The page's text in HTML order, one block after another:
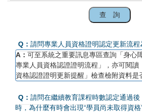
Q： 請問專業人員資格證明認定更新流程
A： 可至系統之重要訊息專區查詢「身心
專業人員資格認證證明流程」，亦可閱讀
資格認證證明更新提醒」檢查檢附資料是
Q： 請問在繼續教育課程時數認定通過
時，為什麼有時會出現“學員尚未取得資